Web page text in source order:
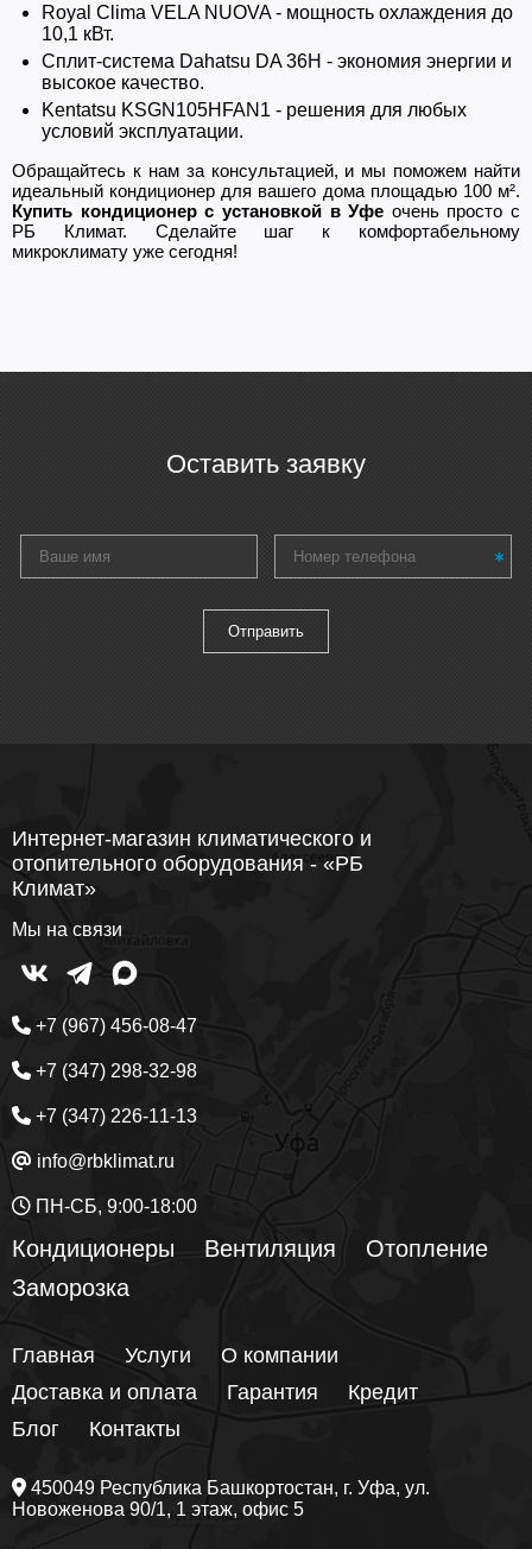
Royal Clima VELA NUOVA - мощность охлаждения до
10,1 кВт.
Сплит-система Dahatsu DA 36H - экономия энергии и
высокое качество.
Kentatsu KSGN105HFAN1 - решения для любых
условий эксплуатации.
Обращайтесь к нам за консультацией, и мы поможем найти
идеальный кондиционер для вашего дома площадью 100 м².
Купить кондиционер с установкой в Уфе очень просто с
РБ Климат. Сделайте шаг к комфортабельному
микроклимату уже сегодня!
Оставить заявку
Интернет-магазин климатического и
отопительного оборудования - «РБ
Климат»
Мы на связи
+7 (967) 456-08-47
+7 (347) 298-32-98
+7 (347) 226-11-13
info@rbklimat.ru
ПН-СБ, 9:00-18:00
Кондиционеры Вентиляция
Отопление
Заморозка
Главная Услуги
О компании
Доставка и оплата
Гарантия
Кредит
Блог
Контакты
450049 Республика Башкортостан, г. Уфа, ул.
Новоженова 90/1, 1 этаж, офис 5